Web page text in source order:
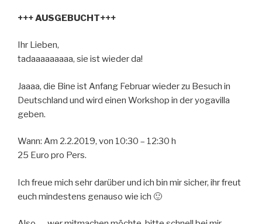
+++ AUSGEBUCHT+++
Ihr Lieben,
tadaaaaaaaaa, sie ist wieder da!
Jaaaa, die Bine ist Anfang Februar wieder zu Besuch in
Deutschland und wird einen Workshop in der yogavilla
geben.
Wann: Am 2.2.2019, von 10:30 – 12:30 h
25 Euro pro Pers.
Ich freue mich sehr darüber und ich bin mir sicher, ihr freut
euch mindestens genauso wie ich 🙂